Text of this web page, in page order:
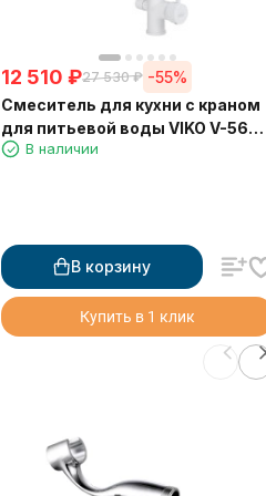
12 510 ₽27 530 ₽ -55%
Смеситель для кухни с краном
для питьевой воды VIKO V-
Ø35 с белым гибким изливом
В наличии
В корзину
Купить в 1 клик